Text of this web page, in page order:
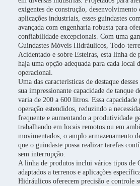
exigentes de construção,
aplicações industriais, esses guindastes
avançada com engenharia robusta para
confiabilidade excepcionais. Com uma
Guindastes Móveis Hidráulicos, Todo-
Acidentado e sobre Esteiras, esta linha de
haja uma opção adequada para cada local
operacional.
Uma das características de destaque
sua impressionante capacidade de tanque
varia de 200 a 600 litros. Essa capacidade
operação estendidos, reduzindo a
frequente e aumentando a produtividade
trabalhando em locais remotos ou em
movimentados, o amplo armazenamento
que o guindaste possa realizar tarefas
sem interrupção.
A linha de produtos inclui vários tipos de
adaptados a terrenos e aplicações
Hidráulicos oferecem precisão e controle